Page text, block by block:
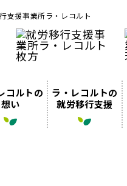
支援事業所ラ・レコルト
コルトの
想い
ラ・レコルトの
就労移行支援